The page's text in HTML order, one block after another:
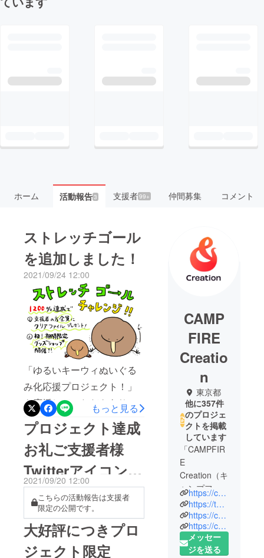
ホーム 活動報告3 支援者99+ 仲間募集 コメント
ストレッチゴール
を追加しました！
2021/09/24 12:00
「ゆるいキーウィぬいぐる
み化応援プロジェクト！」
を応援していただきありが
とうございます！クラウド
ファンディングもいよいよ
募集期間が残り6日となりま
した。この度、最後までプ
ロジェクトを楽しんでいた
だくために、第二の目標と
なるストレッチゴールを設
定させていただきました！
ストレッチゴールの目標と
もっと見る
プロジェクト達成
お礼ご支援者様
Twitterアイコンプ
レゼント！
2021/09/20 12:00
こちらの活動報告は支援者
限定の公開です。
大好評につきプロ
ジェクト限定
CAMP
FIRE
Creatio
n
東京都
他に357件
のプロジェ
クトを掲載
しています
「CAMPFIR
E
Creation（キ
ャンプファ
イヤー クリ
エーショ
ン）」は、
株式会社
CAMPFIRE
https://camp-fire.jp/creation
https://twitter.com/CF_Creation
https://camp-fire.jp/privacy
https://camp-fire.jp/inquiries
メッセー
ジを送る